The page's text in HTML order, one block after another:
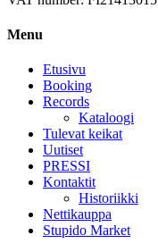
Menu
Etusivu
Booking
Records
Kataloogi
Tulevat keikat
Uutiset
PRESSI
Kontaktit
Historiikki
Nettikauppa
Stupido Market